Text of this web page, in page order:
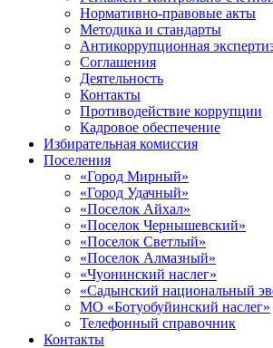
Нормативно-правовые акты
Методика и стандарты
Антикоррупционная
Соглашения
Деятельность
Контакты
Противодействие коррупции
Кадровое обеспечение
Избирательная комиссия
Поселения
«Город Мирный»
«Город Удачный»
«Поселок Айхал»
«Поселок Чернышевский»
«Поселок Светлый»
«Поселок Алмазный»
«Чуонинский наслег»
«Садынский национальный
МО «Ботуобуйинский наслег»
Телефонный справочник
Контакты